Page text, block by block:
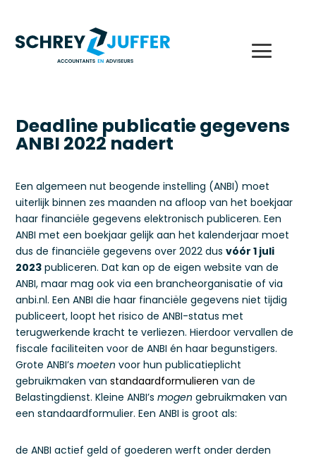
Deadline publicatie gegevens
ANBI 2022 nadert
Een algemeen nut beogende instelling (ANBI) moet
uiterlijk binnen zes maanden na afloop van het boekjaar
haar financiële gegevens elektronisch publiceren. Een
ANBI met een boekjaar gelijk aan het kalenderjaar moet
dus de financiële gegevens over 2022 dusvóór 1 juli
2023 publiceren. Dat kan op de eigen website van de
ANBI, maar mag ook via een brancheorganisatie of via
anbi.nl. Een ANBI die haar financiële gegevens niet tijdig
publiceert, loopt het risico de ANBI-status met
terugwerkende kracht te verliezen. Hierdoor vervallen de
fiscale faciliteiten voor de ANBI én haar begunstigers.
Grote ANBI’smoeten voor hun publicatieplicht
gebruikmaken vanstandaardformulieren van de
Belastingdienst. Kleine ANBI’smogengebruikmaken van
een standaardformulier. Een ANBI is groot als:
de ANBI actief geld of goederen werft onder derden